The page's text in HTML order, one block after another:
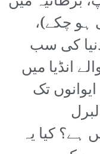
چکے)،
کی سب
انڈیا میں
تک
ہے؟ کیا یہ